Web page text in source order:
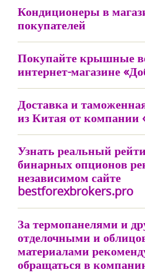
Кондиционеры в
покупателей
Покупайте крышные
интернет-магазине
Доставка и
из Китая от компании
Узнать реальный
бинарных опционов
независимом сайте
bestforexbrokers.pro
За термопанелями и
отделочными и
материалами
обращаться в